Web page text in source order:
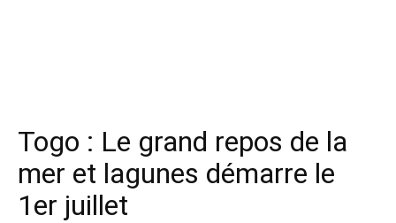
Togo : Le grand repos de la
mer et lagunes démarre le
1er juillet